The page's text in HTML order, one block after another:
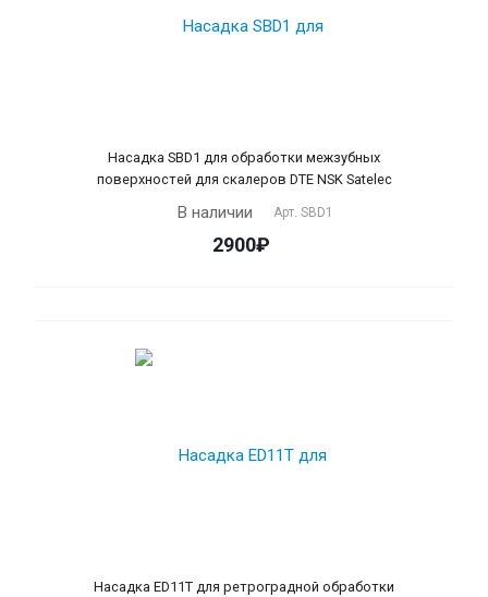
Насадка SBD1 для обработки межзубных
поверхностей для скалеров DTE NSK Satelec
В наличии Арт. SBD1
2900₽
Насадка ЕD11T для ретроградной обработки